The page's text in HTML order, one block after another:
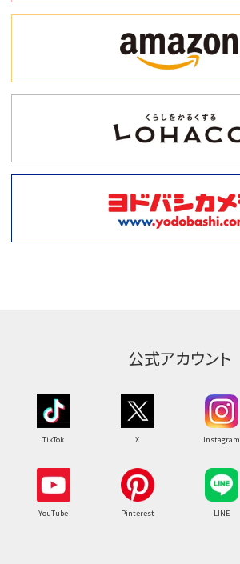
公式アカウント
TikTok X Instagram
YouTube Pinterest LINE